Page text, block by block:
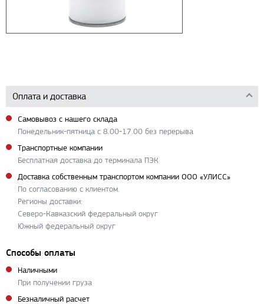
Оплата и доставка
Самовывоз с нашего склада
Понедельник-пятница с 8.00-17.00 без перерыва
Транспортные компании
Бесплатная доставка до терминала ПЭК
Доставка собственным транспортом компании ООО «УЛИСС»
По согласованию с клиентом.
Регионы доставки:
Северо-Кавказский федеральный округ
Южный федеральный округ
Способы оплаты
Наличными
При получении груза
Безналичный расчет